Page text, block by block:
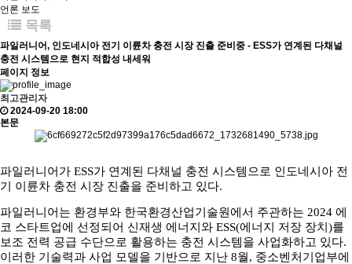
언론 보도
목록
파일러니어, 인도네시아 전기 이륜차 충전 시장 진출 준비중 - ESS가 연계된 다채널
충전 시스템으로 현지 적합성 내세워
페이지 정보
최고관리자
2024-09-20 18:00
본문
파일러니어가 ESS가 연계된 다채널 충전 시스템으로 인도네시아 전
기 이륜차 충전 시장 진출을 준비하고 있다.
파일러니어는 환경부와 한국환경산업기술원에서 주관하는 2024 에
코 스타트업에 선정되어 신재생 에너지와 ESS(에너지 저장 장치)를
보조 전력 공급 수단으로 활용하는 충전 시스템을 사업화하고 있다.
이러한 기술력과 사업 모델을 기반으로 지난 8월, 중소벤처기업부에